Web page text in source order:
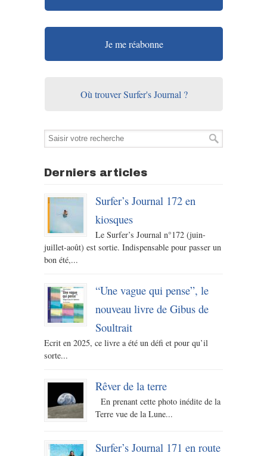
Je me réabonne
Où trouver Surfer's Journal ?
Derniers articles
Surfer’s Journal 172 en
kiosques
Le Surfer’s Journal n°172 (juin-
juillet-août) est sortie. Indispensable pour passer un
bon été,...
“Une vague qui pense”, le
nouveau livre de Gibus de
Soultrait
Ecrit en 2025, ce livre a été un défi et pour qu’il
sorte...
Rêver de la terre
En prenant cette photo inédite de la
Terre vue de la Lune...
Surfer’s Journal 171 en route